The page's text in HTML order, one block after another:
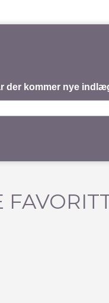
der kommer nye